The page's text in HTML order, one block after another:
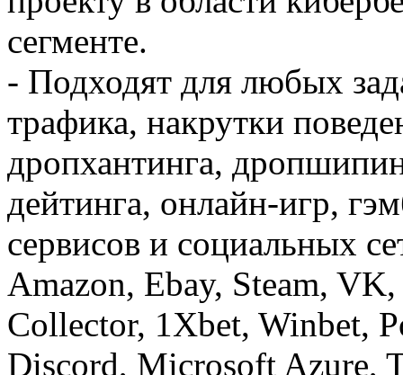
сегменте.
- Подходят для любых
трафика, накрутки
дропхантинга,
дейтинга, онлайн-игр,
сервисов и социальных
Amazon, Ebay, Steam,
Collector, 1Xbet, Winbet,
Discord, Microsoft Azure,